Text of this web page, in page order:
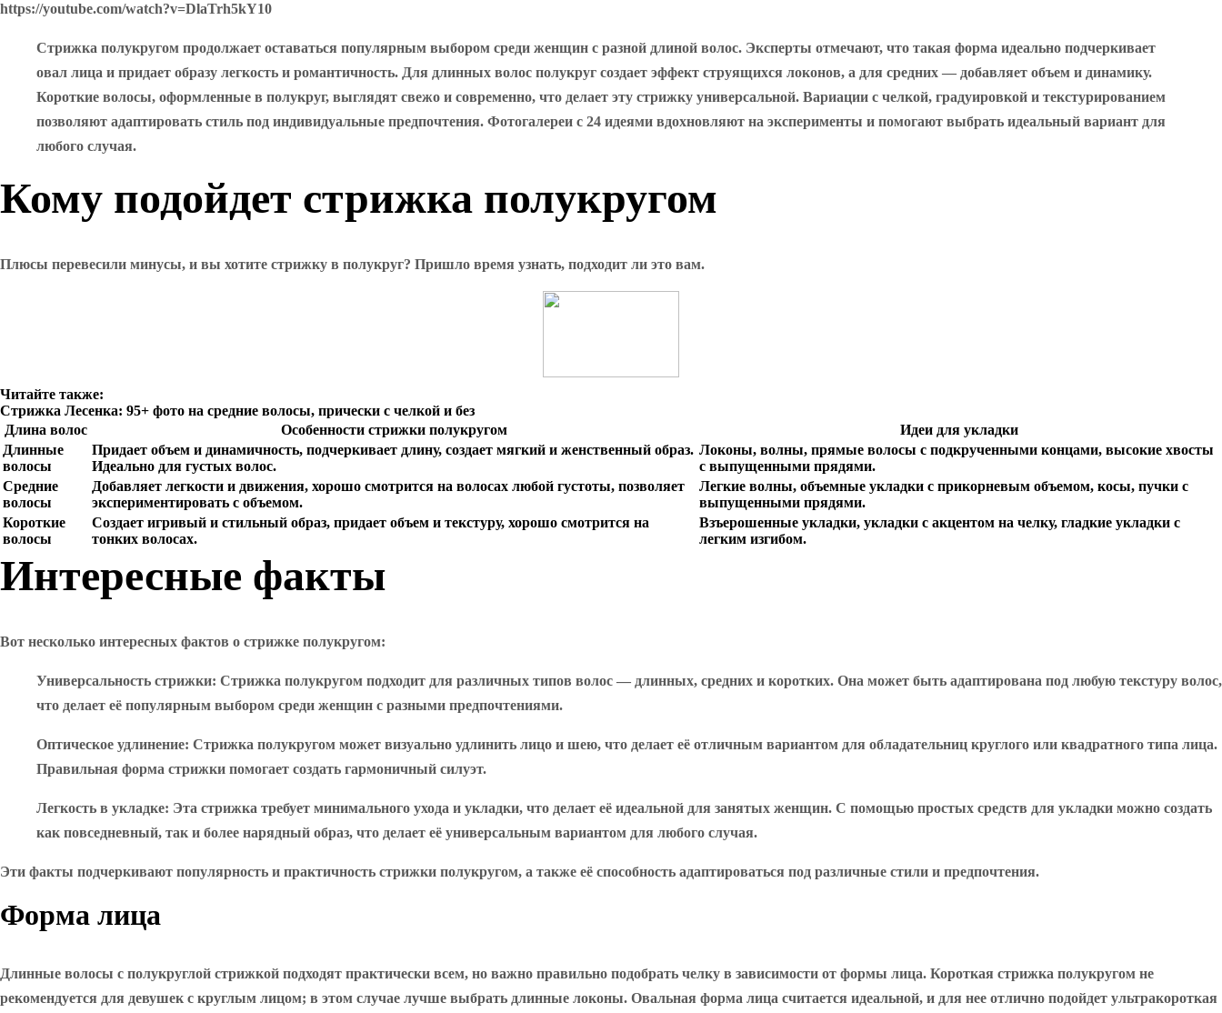
https://youtube.com/watch?v=DlaTrh5kY10
Стрижка полукругом продолжает оставаться популярным выбором среди женщин с разной длиной волос. Эксперты отмечают, что такая форма идеально подчеркивает
овал лица и придает образу легкость и романтичность. Для длинных волос полукруг создает эффект струящихся локонов, а для средних — добавляет объем и динамику.
Короткие волосы, оформленные в полукруг, выглядят свежо и современно, что делает эту стрижку универсальной. Вариации с челкой, градуировкой и текстурированием
позволяют адаптировать стиль под индивидуальные предпочтения. Фотогалереи с 24 идеями вдохновляют на эксперименты и помогают выбрать идеальный вариант для
любого случая.
Кому подойдет стрижка полукругом
Плюсы перевесили минусы, и вы хотите стрижку в полукруг? Пришло время узнать, подходит ли это вам.
Читайте также:
Стрижка Лесенка: 95+ фото на средние волосы, прически с челкой и без
Длина волос
Особенности стрижки полукругом
Идеи для укладки
Длинные
волосы
Придает объем и динамичность, подчеркивает длину, создает мягкий и женственный образ.
Идеально для густых волос.
Локоны, волны, прямые волосы с подкрученными концами, высокие хвосты
с выпущенными прядями.
Средние
волосы
Добавляет легкости и движения, хорошо смотрится на волосах любой густоты, позволяет
экспериментировать с объемом.
Легкие волны, объемные укладки с прикорневым объемом, косы, пучки с
выпущенными прядями.
Короткие
волосы
Создает игривый и стильный образ, придает объем и текстуру, хорошо смотрится на
тонких волосах.
Взъерошенные укладки, укладки с акцентом на челку, гладкие укладки с
легким изгибом.
Интересные факты
Вот несколько интересных фактов о стрижке полукругом:
Универсальность стрижки: Стрижка полукругом подходит для различных типов волос — длинных, средних и коротких. Она может быть адаптирована под любую текстуру волос,
что делает её популярным выбором среди женщин с разными предпочтениями.
Оптическое удлинение: Стрижка полукругом может визуально удлинить лицо и шею, что делает её отличным вариантом для обладательниц круглого или квадратного типа лица.
Правильная форма стрижки помогает создать гармоничный силуэт.
Легкость в укладке: Эта стрижка требует минимального ухода и укладки, что делает её идеальной для занятых женщин. С помощью простых средств для укладки можно создать
как повседневный, так и более нарядный образ, что делает её универсальным вариантом для любого случая.
Эти факты подчеркивают популярность и практичность стрижки полукругом, а также её способность адаптироваться под различные стили и предпочтения.
Форма лица
Длинные волосы с полукруглой стрижкой подходят практически всем, но важно правильно подобрать челку в зависимости от формы лица. Короткая стрижка полукругом не
рекомендуется для девушек с круглым лицом; в этом случае лучше выбрать длинные локоны. Овальная форма лица считается идеальной, и для нее отлично подойдет ультракороткая